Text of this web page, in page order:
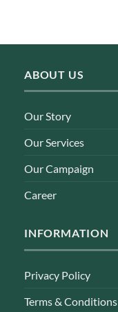
ABOUT US
Our Story
Our Services
Our Campaign
Career
INFORMATION
Privacy Policy
Terms & Conditions